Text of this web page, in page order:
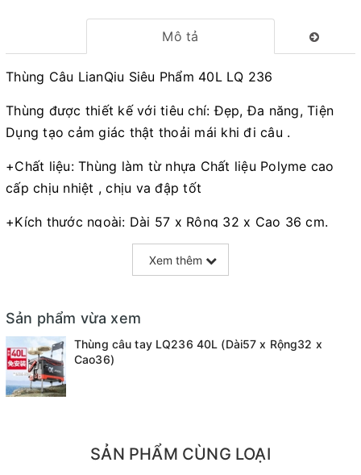
Mô tả
Thùng Câu LianQiu Siêu Phẩm 40L LQ 236
Thùng được thiết kế với tiêu chí: Đẹp, Đa năng, Tiện
Dụng tạo cảm giác thật thoải mái khi đi câu .
+Chất liệu: Thùng làm từ nhựa Chất liệu Polyme cao
cấp chịu nhiệt , chịu va đập tốt
+Kích thước ngoài: Dài 57 x Rộng 32 x Cao 36 cm.
+Kích thướcTrong : Dài 50 x Rộng 25 x Cao 26 cm.
+Trọng lượng: 7.0 kg
+Nắp thùng câu thiết kế đa năng như một hộp đồ tổng
hợp để Lưỡi, phao, quấn trục và phụ kiện
thể sử dụng cho tay phải và tay trái gồm:
Xem thêm
Sản phẩm vừa xem
Thùng câu tay LQ236 40L (Dài57 x Rộng32 x
Cao36)
SẢN PHẨM CÙNG LOẠI